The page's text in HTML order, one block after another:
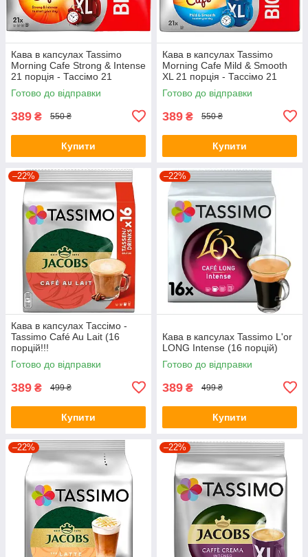
Кава в капсулах Tassimo
Morning Cafe Strong & Intense
21 порція - Тассімо 21
капсула BIG PACK
Готово до відправки
389 ₴ 550 ₴
Купити
Кава в капсулах Tassimo
Morning Cafe Mild & Smooth
XL 21 порція - Тассімо 21
капсула BIG PACK
Готово до відправки
389 ₴ 550 ₴
Купити
–22%
Кава в капсулах Тассімо -
Tassimo Café Au Lait (16
порцій!!!
Готово до відправки
389 ₴ 499 ₴
Купити
–22%
Кава в капсулах Tassimo L'or
LONG Intense (16 порцій)
Готово до відправки
389 ₴ 499 ₴
Купити
–22% –22%